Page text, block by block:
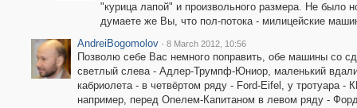
"курица лапой" и произвольного размера. Не было
думаете же Вы, что пол-потока - милицейские
AndreiBogomolov · 8 March 2012, 10:56
Позволю себе Вас немного поправить, обе машины со
светлый слева - Адлер-Трумпф-Юниор, маленький
кабриолета - в четвёртом ряду - Ford-Eifel, у тротуара
например, перед Опелем-Капитаном в левом ряду -